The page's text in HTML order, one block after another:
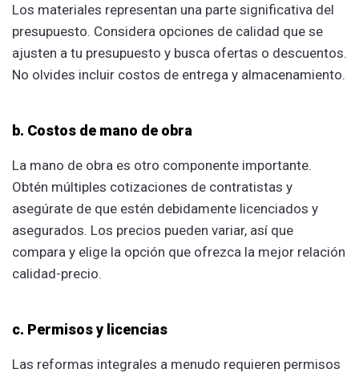
Los materiales representan una parte significativa del
presupuesto. Considera opciones de calidad que se
ajusten a tu presupuesto y busca ofertas o descuentos.
No olvides incluir costos de entrega y almacenamiento.
b. Costos de mano de obra
La mano de obra es otro componente importante.
Obtén múltiples cotizaciones de contratistas y
asegúrate de que estén debidamente licenciados y
asegurados. Los precios pueden variar, así que
compara y elige la opción que ofrezca la mejor relación
calidad-precio.
c. Permisos y licencias
Las reformas integrales a menudo requieren permisos